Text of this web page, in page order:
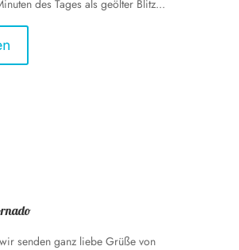
des Tages als geölter Blitz...
senden ganz liebe Grüße von